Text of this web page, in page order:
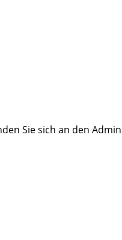
Sie sich an den